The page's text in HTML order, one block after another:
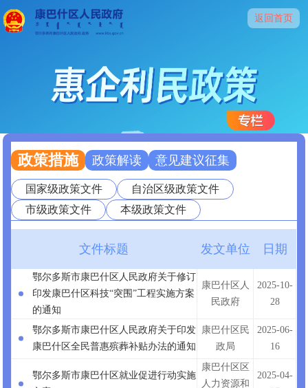
返回首页
政策措施 政策解读 意见建议征集
国家级政策文件
自治区级政策文件
市级政策文件
本级政策文件
文件标题 发文单位 日期
鄂尔多斯市康巴什区人民政府关于修订
印发康巴什区科技“突围”工程实施方案
的通知
康巴什区人
民政府
2025-10-
28
鄂尔多斯市康巴什区人民政府关于印发
康巴什区全民普惠殡葬补贴办法的通知
康巴什区民
政局
2025-06-
16
鄂尔多斯市康巴什区就业促进行动实施
康巴什区区
人力资源和
2025-04-